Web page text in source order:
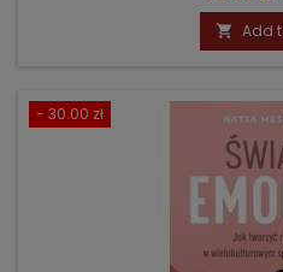
 Add
- 30.00 zł